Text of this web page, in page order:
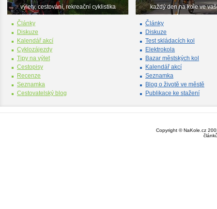
výlety, cestování, rekreační cyklistika
Články
Diskuze
Kalendář akcí
Cyklozájezdy
Tipy na výlet
Cestopisy
Recenze
Seznamka
Cestovatelský blog
každý den na kole ve
Články
Diskuze
Test skládacích kol
Elektrokola
Bazar městských kol
Kalendář akcí
Seznamka
Blog o životě ve městě
Publikace ke stažení
Copyright © NaKole.cz